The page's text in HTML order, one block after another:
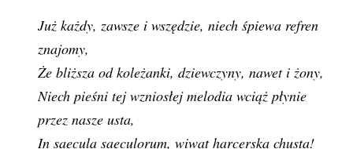
Już każdy, zawsze i wszędzie, niech śpiewa refren
znajomy,
Że bliższa od koleżanki, dziewczyny, nawet i żony,
Niech pieśni tej wzniosłej melodia wciąż płynie
przez nasze usta,
In saecula saeculorum, wiwat harcerska chusta!